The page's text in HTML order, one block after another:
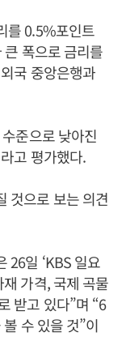
를 0.5%포인트
큰 폭으로 금리를
국 중앙은행과
준으로 낮아진
고 평가했다.
것으로 보는 의견
26일 ‘KBS 일요
가격, 국제 곡물
받고 있다”며 “6
수 있을 것”이